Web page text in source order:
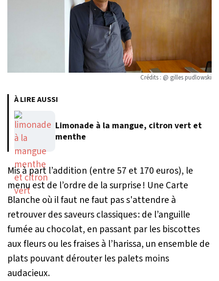
Crédits : @ gilles pudlowski
À LIRE AUSSI
Limonade à la mangue, citron vert et
menthe
Mis à part l’addition (entre 57 et 170 euros), le
menu est de l’ordre de la surprise ! Une Carte
Blanche où il faut ne faut pas s'attendre à
retrouver des saveurs classiques : de l’anguille
fumée au chocolat, en passant par les biscottes
aux fleurs ou les fraises à l’harissa, un ensemble de
plats pouvant dérouter les palets moins
audacieux.